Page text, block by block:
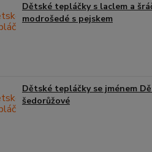
Dětské tepláčky s laclem a
modrošedé s pejskem
Dětské tepláčky se jménem
šedorůžové